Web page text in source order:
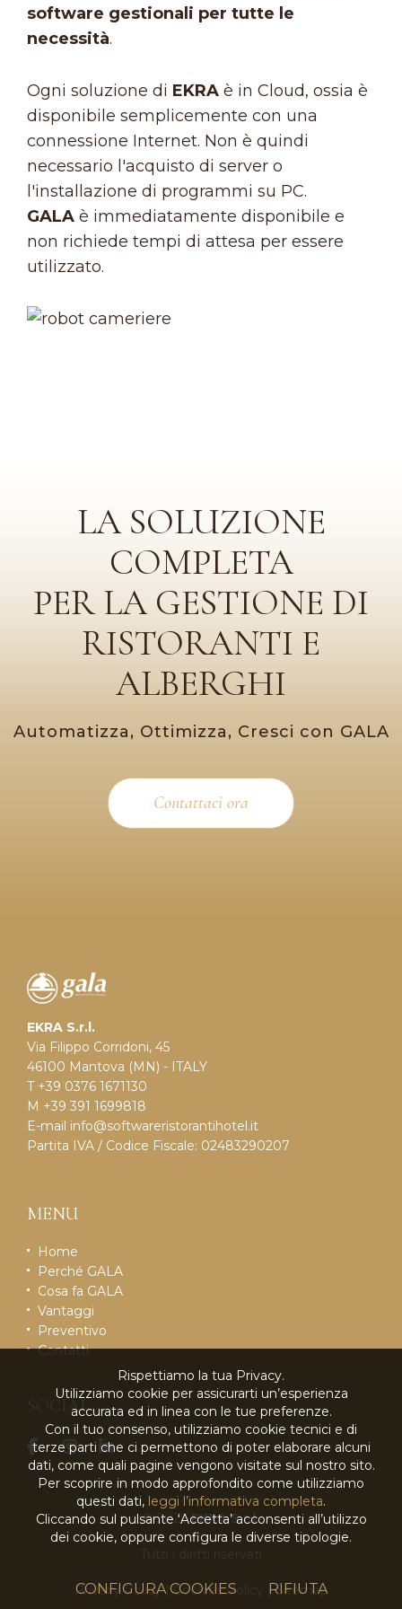
software gestionali per tutte le
necessità.
Ogni soluzione di EKRA è in Cloud, ossia è
disponibile semplicemente con una
connessione Internet. Non è quindi
necessario l'acquisto di server o
l'installazione di programmi su PC.
GALA è immediatamente disponibile e
non richiede tempi di attesa per essere
utilizzato.
LA SOLUZIONE
COMPLETA
PER LA GESTIONE DI
RISTORANTI E
ALBERGHI
Automatizza, Ottimizza, Cresci con GALA
Contattaci ora
EKRA S.r.l.
Via Filippo Corridoni, 45
46100 Mantova (MN) - ITALY
T +39 0376 1671130
M +39 391 1699818
E-mail info@softwareristorantihotel.it
Partita IVA / Codice Fiscale: 02483290207
MENU
Home
Perché GALA
Cosa fa GALA
Vantaggi
Preventivo
Contatti
SOCIAL
© 2026EKRA S.r.l.
Tutti i diritti riservati
Privacy Policy|Cookies Policy |Sitemap
Rispettiamo la tua Privacy.
Utilizziamo cookie per assicurarti un’esperienza
accurata ed in linea con le tue preferenze.
Con il tuo consenso, utilizziamo cookie tecnici e di
terze parti che ci permettono di poter elaborare alcuni
dati, come quali pagine vengono visitate sul nostro sito.
Per scoprire in modo approfondito come utilizziamo
questi dati, leggi l’informativa completa.
Cliccando sul pulsante ‘Accetta’ acconsenti all’utilizzo
dei cookie, oppure configura le diverse tipologie.
CONFIGURA COOKIES RIFIUTA